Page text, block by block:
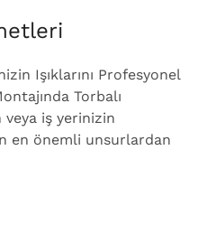
Işıklarını Profesyonel
Torbalı
veya iş yerinizin
en önemli unsurlardan